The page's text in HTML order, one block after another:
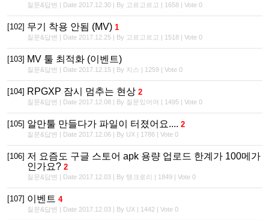
질문&답변 | Date 2017.12.30 | By 고르고르고 | 1658 | Vote 0
[102] 무기 착용 안됨 (MV) 1
질문&답변 | Date 2017.12.25 | By 고르고르고 | 1518 | Vote 0
[103] MV 툴 최적화 (이벤트)
질문&답변 | Date 2017.12.15 | By 지스 | 1259 | Vote 0
[104] RPGXP 잠시 멈추는 현상 2
질문&답변 | Date 2017.12.08 | By 질문있어여 | 1495 | Vote 0
[105] 알만툴 만들다가 파일이 터졌어요.... 2
질문&답변 | Date 2017.12.06 | By UX | 1786 | Vote 0
[106] 저 요즘도 구글 스토어 apk 용량 업로드 한계가 100메가
인가요? 2
질문&답변 | Date 2017.12.03 | By 탱크로리 | 1849 | Vote 0
[107] 이벤트 4
질문&답변 | Date 2017.12.03 | By UX | 1442 | Vote 0